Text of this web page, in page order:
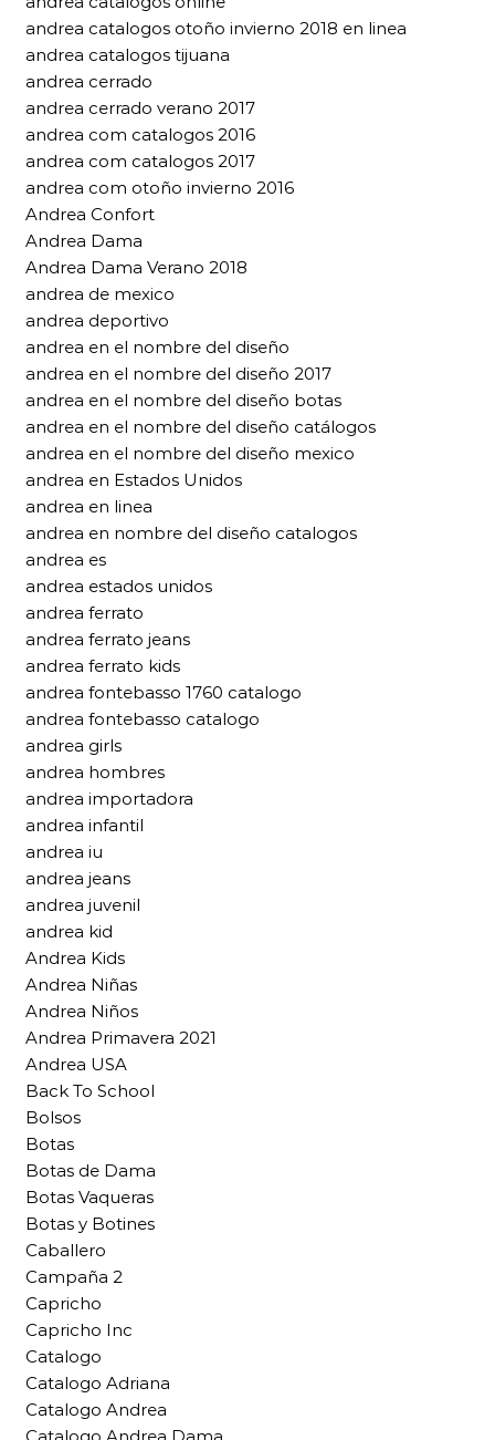
andrea catalogos otoño invierno 2018 en linea
andrea catalogos tijuana
andrea cerrado
andrea cerrado verano 2017
andrea com catalogos 2016
andrea com catalogos 2017
andrea com otoño invierno 2016
Andrea Confort
Andrea Dama
Andrea Dama Verano 2018
andrea de mexico
andrea deportivo
andrea en el nombre del diseño
andrea en el nombre del diseño 2017
andrea en el nombre del diseño botas
andrea en el nombre del diseño catálogos
andrea en el nombre del diseño mexico
andrea en Estados Unidos
andrea en linea
andrea en nombre del diseño catalogos
andrea es
andrea estados unidos
andrea ferrato
andrea ferrato jeans
andrea ferrato kids
andrea fontebasso 1760 catalogo
andrea fontebasso catalogo
andrea girls
andrea hombres
andrea importadora
andrea infantil
andrea iu
andrea jeans
andrea juvenil
andrea kid
Andrea Kids
Andrea Niñas
Andrea Niños
Andrea Primavera 2021
Andrea USA
Back To School
Bolsos
Botas
Botas de Dama
Botas Vaqueras
Botas y Botines
Caballero
Campaña 2
Capricho
Capricho Inc
Catalogo
Catalogo Adriana
Catalogo Andrea